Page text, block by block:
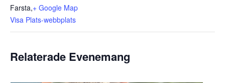
Farsta,+ Google Map
Visa Plats-webbplats
Relaterade Evenemang